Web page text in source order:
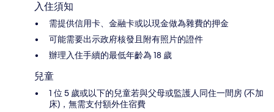
入住須知
需提供信用卡、金融卡或以現金做為雜費的押金
可能需要出示政府核發且附有照片的證件
辦理入住手續的最低年齡為 18 歲
兒童
1 位 5 歲或以下的兒童若與父母或監護人同住一間房 (不加
床)，無需支付額外住宿費